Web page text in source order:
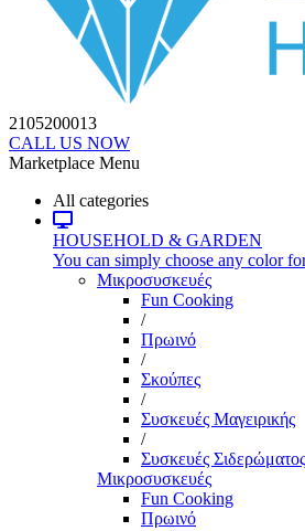
2105200013
CALL US NOW
Marketplace Menu
All categories
HOUSEHOLD & GARDEN
You can simply choose any color
Μικροσυσκευές
Fun Cooking
/
Πρωινό
/
Σκούπες
/
Συσκευές Μαγειρικής
/
Συσκευές Σιδερώματος
Μικροσυσκευές
Fun Cooking
Πρωινό